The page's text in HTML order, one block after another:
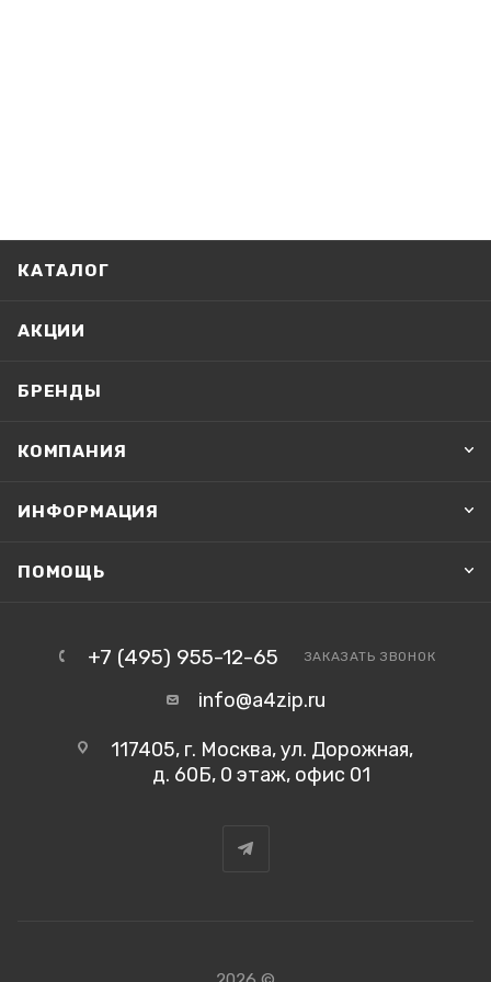
КАТАЛОГ
АКЦИИ
БРЕНДЫ
КОМПАНИЯ
ИНФОРМАЦИЯ
ПОМОЩЬ
+7 (495) 955-12-65 ЗАКАЗАТЬ ЗВОНОК
info@a4zip.ru
117405, г. Москва, ул. Дорожная,
д. 60Б, 0 этаж, офис 01